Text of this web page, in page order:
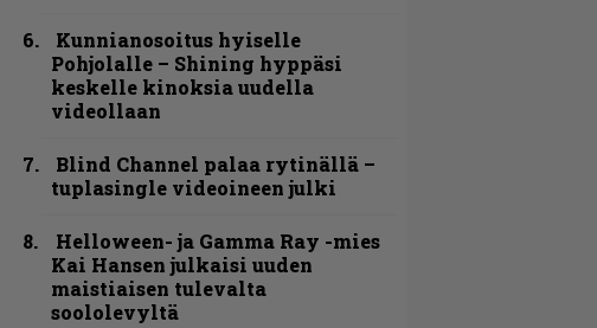
Kunnianosoitus hyiselle
Pohjolalle – Shining hyppäsi
keskelle kinoksia uudella
videollaan
Blind Channel palaa rytinällä –
tuplasingle videoineen julki
Helloween- ja Gamma Ray -mies
Kai Hansen julkaisi uuden
maistiaisen tulevalta
soololevyltä